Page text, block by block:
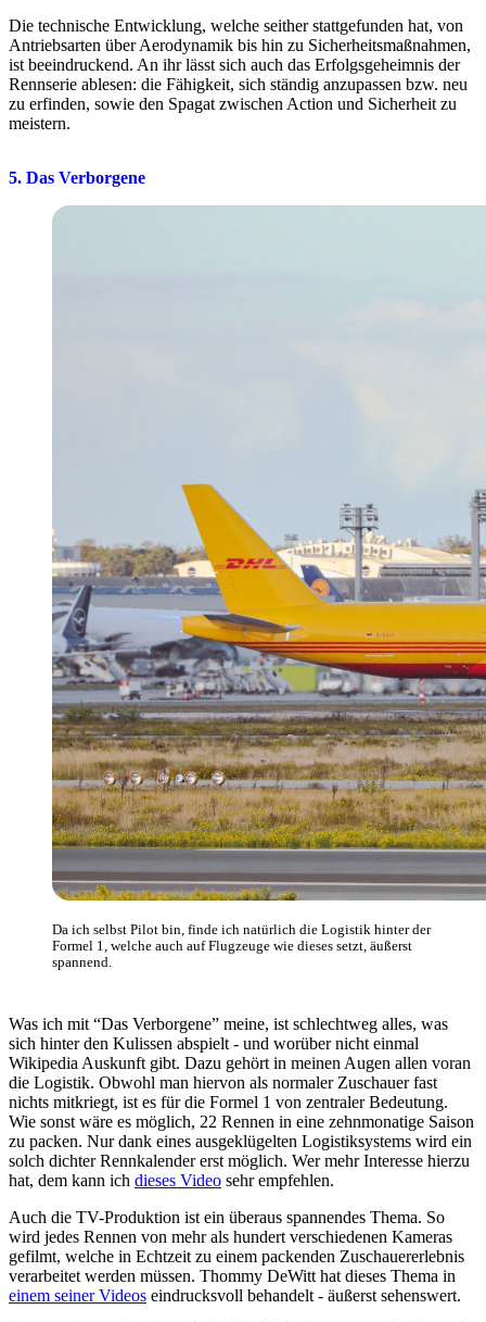
Die technische Entwicklung, welche seither stattgefunden hat, von
Antriebsarten über Aerodynamik bis hin zu Sicherheitsmaßnahmen,
ist beeindruckend. An ihr lässt sich auch das Erfolgsgeheimnis der
Rennserie ablesen: die Fähigkeit, sich ständig anzupassen bzw. neu
zu erfinden, sowie den Spagat zwischen Action und Sicherheit zu
meistern.
5. Das Verborgene
Da ich selbst Pilot bin, finde ich natürlich die Logistik hinter der
Formel 1, welche auch auf Flugzeuge wie dieses setzt, äußerst
spannend.
Was ich mit “Das Verborgene” meine, ist schlechtweg alles, was
sich hinter den Kulissen abspielt - und worüber nicht einmal
Wikipedia Auskunft gibt. Dazu gehört in meinen Augen allen voran
die Logistik. Obwohl man hiervon als normaler Zuschauer fast
nichts mitkriegt, ist es für die Formel 1 von zentraler Bedeutung.
Wie sonst wäre es möglich, 22 Rennen in eine zehnmonatige Saison
zu packen. Nur dank eines ausgeklügelten Logistiksystems wird ein
solch dichter Rennkalender erst möglich. Wer mehr Interesse hierzu
hat, dem kann ich dieses Video sehr empfehlen.
Auch die TV-Produktion ist ein überaus spannendes Thema. So
wird jedes Rennen von mehr als hundert verschiedenen Kameras
gefilmt, welche in Echtzeit zu einem packenden Zuschauererlebnis
verarbeitet werden müssen. Thommy DeWitt hat dieses Thema in
einem seiner Videos eindrucksvoll behandelt - äußerst sehenswert.